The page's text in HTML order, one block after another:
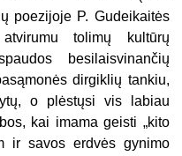
poezijoje P. Gudeikaitės
tolimų kultūrų
besilaisvinančių
dirgiklių tankiu,
o plėstųsi vis labiau
kai imama geisti „kito
ir savos erdvės gynimo